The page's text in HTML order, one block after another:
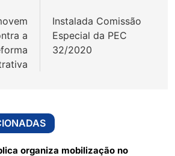
a
Instalada Comissão
Especial da PEC
32/2020
organiza mobilização no